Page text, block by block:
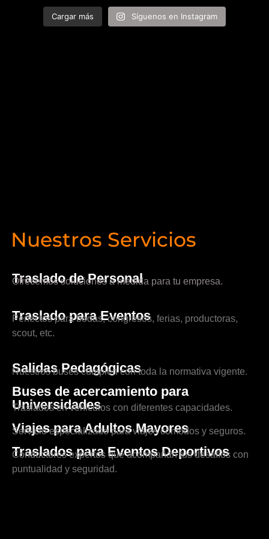
Cargar más Síguenos en Instagram
Nuestros Servicios
Traslado de Personal
Ofrecemos soluciones a medida para tu empresa.
Traslado para Eventos
Perfectos para bodas, congresos, ferias, productoras,
scout, etc.
Salidas Pedagógicas
Nuestros buses cumplen con toda la normativa vigente.
Buses de acercamiento para
Universidades
Traslados en vehículos con diferentes capacidades.
Viajes para Adultos Mayores
Servicio especializado para viajes cómodos y seguros.
Traslados para Eventos Deportivos
Conductores expertos que acompañan tus desafíos con
puntualidad y seguridad.